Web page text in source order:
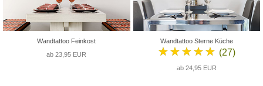
Wandtattoo Feinkost
ab 23,95 EUR
Wandtattoo Sterne Küche
★★★★★ (27)
ab 24,95 EUR